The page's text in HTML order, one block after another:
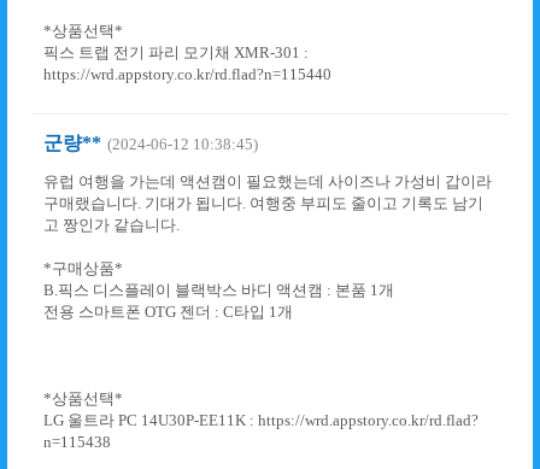
*상품선택*
픽스 트랩 전기 파리 모기채 XMR-301 :
https://wrd.appstory.co.kr/rd.flad?n=115440
군량** (2024-06-12 10:38:45)
유럽 여행을 가는데 액션캠이 필요했는데 사이즈나 가성비 갑이라
구매랬습니다. 기대가 됩니다. 여행중 부피도 줄이고 기록도 남기
고 짱인가 같습니다.
*구매상품*
B.픽스 디스플레이 블랙박스 바디 액션캠 : 본품 1개
전용 스마트폰 OTG 젠더 : C타입 1개
*상품선택*
LG 울트라 PC 14U30P-EE11K : https://wrd.appstory.co.kr/rd.flad?
n=115438